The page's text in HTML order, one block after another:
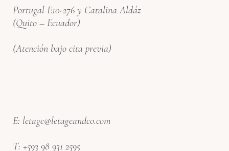
Portugal E10-276 y Catalina Aldáz
(Quito – Ecuador)
(Atención bajo cita previa)
E: letage@letageandco.com
T: +593 98 931 2595